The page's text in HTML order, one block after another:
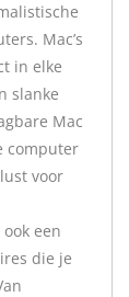
Mac’s
in elke
slanke
Mac
computer
voor
een
die je